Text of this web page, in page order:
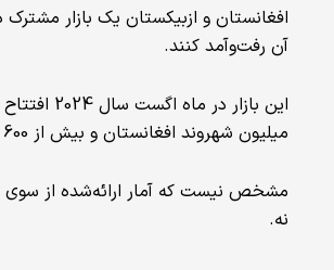
افغانستان و ازبیکستان یک بازار مشترک
آن رفت‌وآمد کنند.
این
میلیون شهروند افغانستان و بیش از 600 هزار شهروند ازبیکستانی از آن بازدید کرده‌اند.
مشخص نیست که آمار ارائه‌شده از سوی
نه.